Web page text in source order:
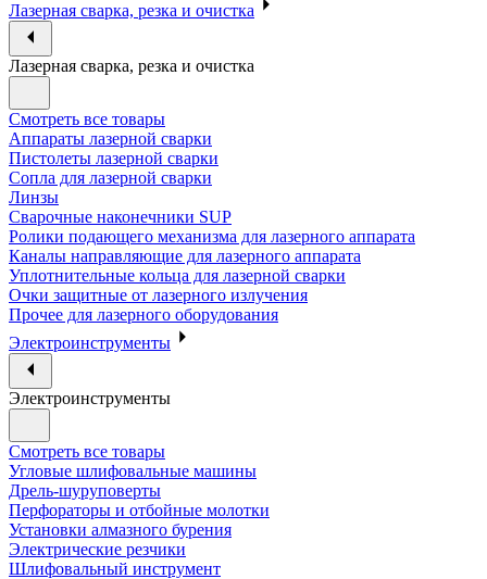
Лазерная сварка, резка и очистка
Лазерная сварка, резка и очистка
Смотреть все товары
Аппараты лазерной сварки
Пистолеты лазерной сварки
Сопла для лазерной сварки
Линзы
Сварочные наконечники SUP
Ролики подающего механизма для лазерного аппарата
Каналы направляющие для лазерного аппарата
Уплотнительные кольца для лазерной сварки
Очки защитные от лазерного излучения
Прочее для лазерного оборудования
Электроинструменты
Электроинструменты
Смотреть все товары
Угловые шлифовальные машины
Дрель-шуруповерты
Перфораторы и отбойные молотки
Установки алмазного бурения
Электрические резчики
Шлифовальный инструмент